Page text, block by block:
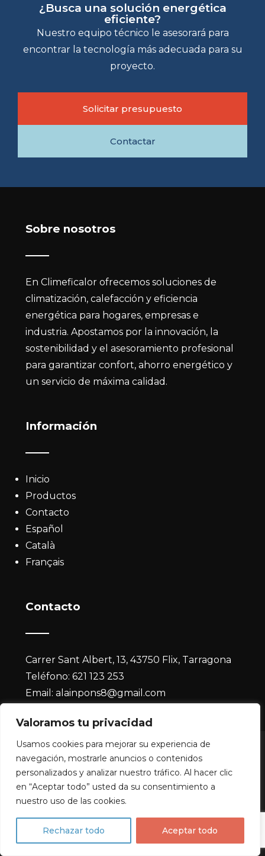
Valoramos tu privacidad
Usamos cookies para mejorar su experiencia de
navegación, mostrarle anuncios o contenidos
personalizados y analizar nuestro tráfico. Al hacer clic
en “Aceptar todo” usted da su consentimiento a
nuestro uso de las cookies.
Rechazar todo Aceptar todo
¿Busca una solución energética
eficiente?
Nuestro equipo técnico le asesorará para
encontrar la tecnología más adecuada para su
proyecto.
Solicitar presupuesto
Contactar
Sobre nosotros
En Climeficalor ofrecemos soluciones de
climatización, calefacción y eficiencia
energética para hogares, empresas e
industria. Apostamos por la innovación, la
sostenibilidad y el asesoramiento profesional
para garantizar confort, ahorro energético y
un servicio de máxima calidad.
Información
Inicio
Productos
Contacto
Español
Català
Français
Contacto
Carrer Sant Albert, 13, 43750 Flix, Tarragona
Teléfono:621 123 253
Email:alainpons8@gmail.com
© Copyright 2026 | Alain Guy Ferdinand Yves Pons |
Climatización profesional en Flix y Tarragona
Aviso legal y Privacidad |Accesibilidad| Diseñado por
Citiservi Media